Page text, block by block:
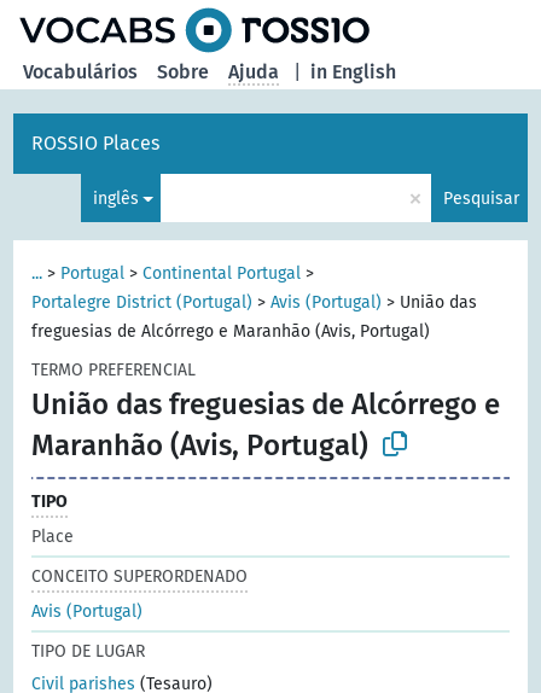
in English
Vocabulários Sobre Ajuda
ROSSIO Places
inglês × Pesquisar
... > Portugal >Continental Portugal >
Portalegre District (Portugal) >Avis (Portugal) > União das
freguesias de Alcórrego e Maranhão (Avis, Portugal)
TERMO PREFERENCIAL
União das freguesias de Alcórrego e
Maranhão (Avis, Portugal)
TIPO
Place
CONCEITO SUPERORDENADO
Avis (Portugal)
TIPO DE LUGAR
Civil parishes (Tesauro)